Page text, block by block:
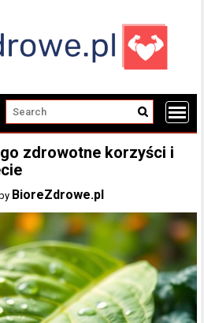
zdrowotne korzyści i
by BioreZdrowe.pl